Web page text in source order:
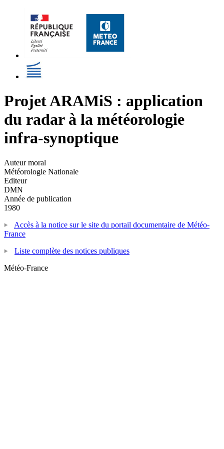
Projet ARAMiS : application
du radar à la météorologie
infra-synoptique
Auteur moral
Météorologie Nationale
Editeur
DMN
Année de publication
1980
Accès à la notice sur le site du portail documentaire de Météo-
France
Liste complète des notices publiques
Météo-France